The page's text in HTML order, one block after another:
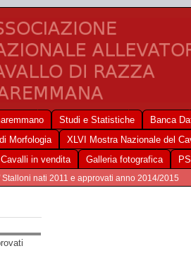
Studi e Statistiche
Banca
Morfologia
XLVI Mostra Nazionale del
Cavalli in vendita Galleria fotografica
Stalloni nati 2011 e approvati anno 2014/2015